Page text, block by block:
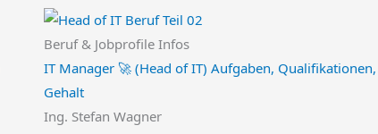
Beruf & Jobprofile Infos
IT Manager 🚀 (Head of IT) Aufgaben, Qualifikationen,
Gehalt
Ing. Stefan Wagner